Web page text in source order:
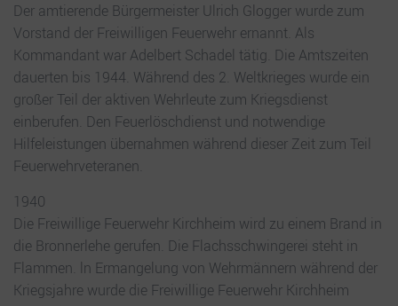
Der amtierende Bürgermeister Ulrich Glogger wurde zum
Vorstand der Freiwilligen Feuerwehr ernannt. Als
Kommandant war Adelbert Schadel tätig. Die Amtszeiten
dauerten bis 1944. Während des 2. Weltkrieges wurde ein
großer Teil der aktiven Wehrleute zum Kriegsdienst
einberufen. Den Feuerlöschdienst und notwendige
Hilfeleistungen übernahmen während dieser Zeit zum Teil
Feuerwehrveteranen.
1940
Die Freiwillige Feuerwehr Kirchheim wird zu einem Brand in
die Bronnerlehe gerufen. Die Flachsschwingerei steht in
Flammen. ln Ermangelung von Wehrmännern während der
Kriegsjahre wurde die Freiwillige Feuerwehr Kirchheim